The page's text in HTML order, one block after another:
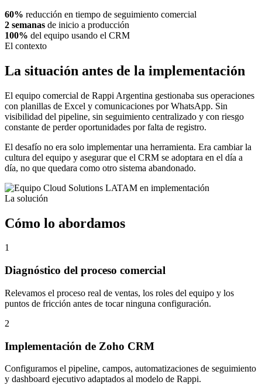
60% reducción en tiempo de seguimiento comercial
2 semanas de inicio a producción
100% del equipo usando el CRM
El contexto
La situación antes de la implementación
El equipo comercial de Rappi Argentina gestionaba sus operaciones
con planillas de Excel y comunicaciones por WhatsApp. Sin
visibilidad del pipeline, sin seguimiento centralizado y con riesgo
constante de perder oportunidades por falta de registro.
El desafío no era solo implementar una herramienta. Era cambiar la
cultura del equipo y asegurar que el CRM se adoptara en el día a
día, no que quedara como otro sistema abandonado.
La solución
Cómo lo abordamos
1
Diagnóstico del proceso comercial
Relevamos el proceso real de ventas, los roles del equipo y los
puntos de fricción antes de tocar ninguna configuración.
2
Implementación de Zoho CRM
Configuramos el pipeline, campos, automatizaciones de seguimiento
y dashboard ejecutivo adaptados al modelo de Rappi.